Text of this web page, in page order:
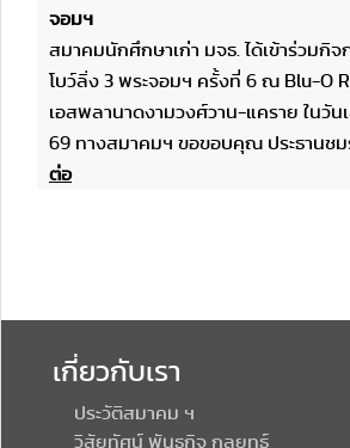
จอมฯ
สมาคมนักศึกษาเก่า มจธ. ได้เข้าร่วมกิจ
โบว์ลิ่ง 3 พระจอมฯ ครั้งที่ 6 ณ Blu-O
เอสพลานาดงามวงศ์วาน-แคราย ในวัน
69 ทางสมาคมฯ ขอขอบคุณ ประธานช
ต่อ
เกี่ยวกับเรา
ประวัติสมาคม ฯ
วิสัยทัศน์ พันธกิจ กลยุทธ์